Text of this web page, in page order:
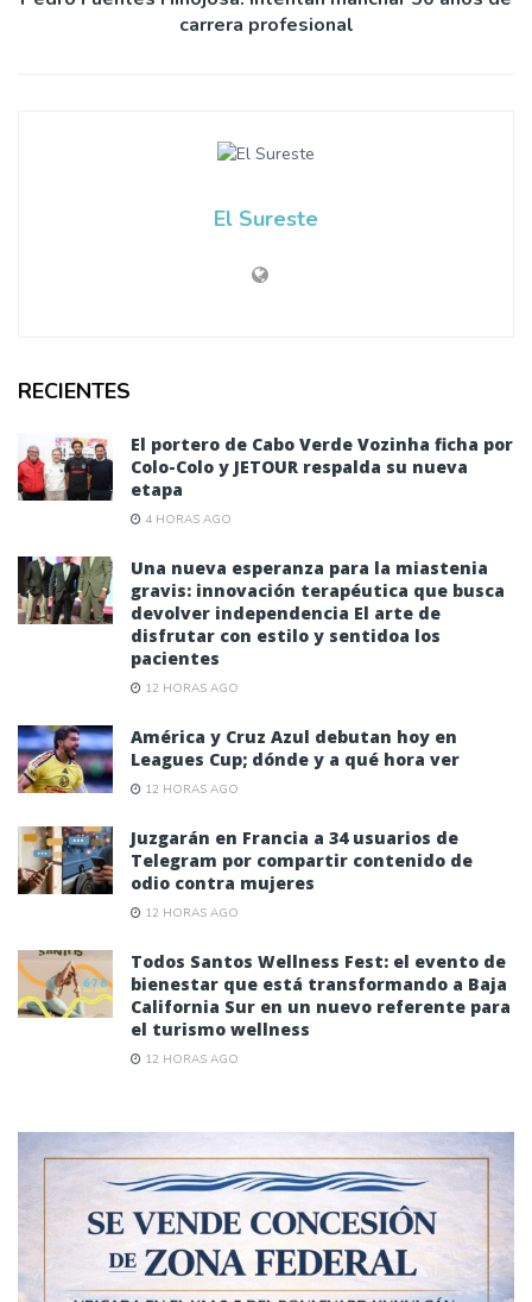
carrera profesional
El Sureste
RECIENTES
El portero de Cabo Verde Vozinha ficha por
Colo-Colo y JETOUR respalda su nueva
etapa
4 HORAS AGO
Una nueva esperanza para la miastenia
gravis: innovación terapéutica que busca
devolver independencia El arte de
disfrutar con estilo y sentidoa los
pacientes
12 HORAS AGO
América y Cruz Azul debutan hoy en
Leagues Cup; dónde y a qué hora ver
12 HORAS AGO
Juzgarán en Francia a 34 usuarios de
Telegram por compartir contenido de
odio contra mujeres
12 HORAS AGO
Todos Santos Wellness Fest: el evento de
bienestar que está transformando a Baja
California Sur en un nuevo referente para
el turismo wellness
12 HORAS AGO